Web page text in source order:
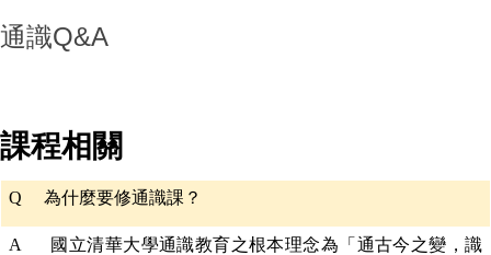
通識Q&A
課程相關
Q 為什麼要修通識課？
A 國立清華大學通識教育之根本理念為「通古今之變，識